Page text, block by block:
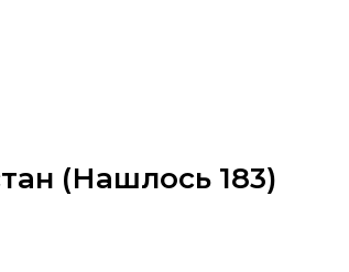
(Нашлось 183)